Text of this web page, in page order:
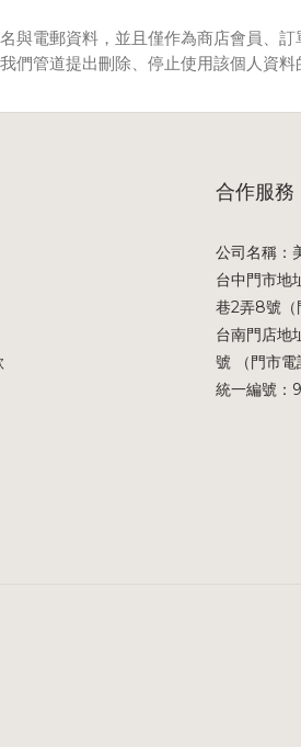
與電郵資料，並且僅作為商店會員、訂
管道提出刪除、停止使用該個人資料
合作服務
公司名稱：
台中門市地
巷2弄8號（
台南門店地
號 （門市
統一編號